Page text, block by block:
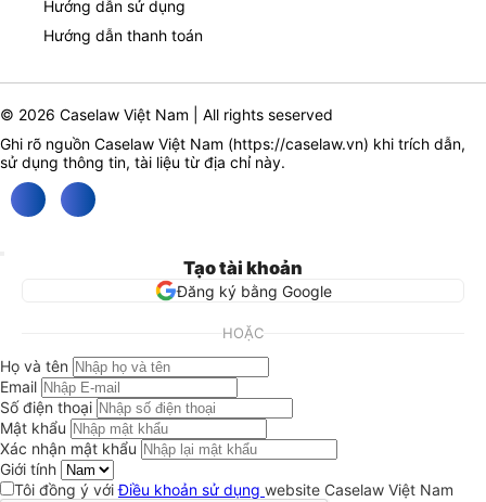
Hướng dẫn sử dụng
Hướng dẫn thanh toán
© 2026 Caselaw Việt Nam | All rights seserved
Ghi rõ nguồn Caselaw Việt Nam (https://caselaw.vn) khi trích dẫn,
sử dụng thông tin, tài liệu từ địa chỉ này.
Tạo tài khoản
Đăng ký bằng Google
HOẶC
Họ và tên
Email
Số điện thoại
Mật khẩu
Xác nhận mật khẩu
Giới tính
Tôi đồng ý vớiĐiều khoản sử dụng website Caselaw Việt Nam